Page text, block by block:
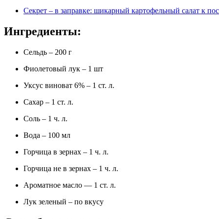
Секрет – в заправке: шикарный картофельный салат к
Ингредиенты:
Сельдь – 200 г
Фиолетовый лук – 1 шт
Уксус виноват 6% – 1 ст. л.
Сахар – 1 ст. л.
Соль – 1 ч. л.
Вода – 100 мл
Горчица в зернах – 1 ч. л.
Горчица не в зернах – 1 ч. л.
Ароматное масло — 1 ст. л.
Лук зеленый – по вкусу